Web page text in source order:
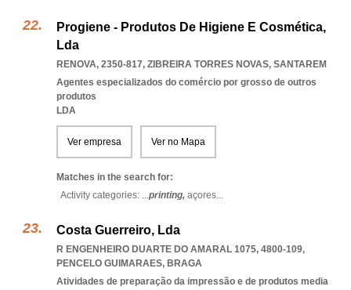
Progiene - Produtos De Higiene E Cosmética,
Lda
RENOVA, 2350-817, ZIBREIRA TORRES NOVAS, SANTAREM
Agentes especializados do comércio por grosso de outros
produtos
LDA
Ver empresa Ver no Mapa
Matches in the search for:
Activity categories: ...printing, açores...
Costa Guerreiro, Lda
R ENGENHEIRO DUARTE DO AMARAL 1075, 4800-109,
PENCELO GUIMARAES, BRAGA
Atividades de preparação da impressão e de produtos media